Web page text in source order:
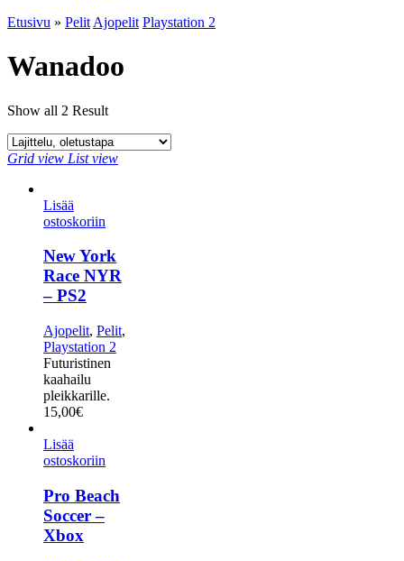
Etusivu » Pelit Ajopelit Playstation 2
Wanadoo
Show all 2 Result
Grid view List view
Lisää
ostoskoriin
New York
Race NYR
– PS2
Ajopelit, Pelit,
Playstation 2
Futuristinen
kaahailu
pleikkarille.
15,00€
Lisää
ostoskoriin
Pro Beach
Soccer –
Xbox